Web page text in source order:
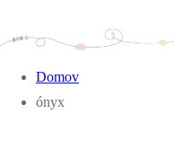
Domov
ónyx